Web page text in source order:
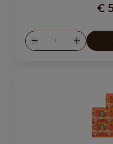
€
Verlagen
Hoeveelheid
Verhogen